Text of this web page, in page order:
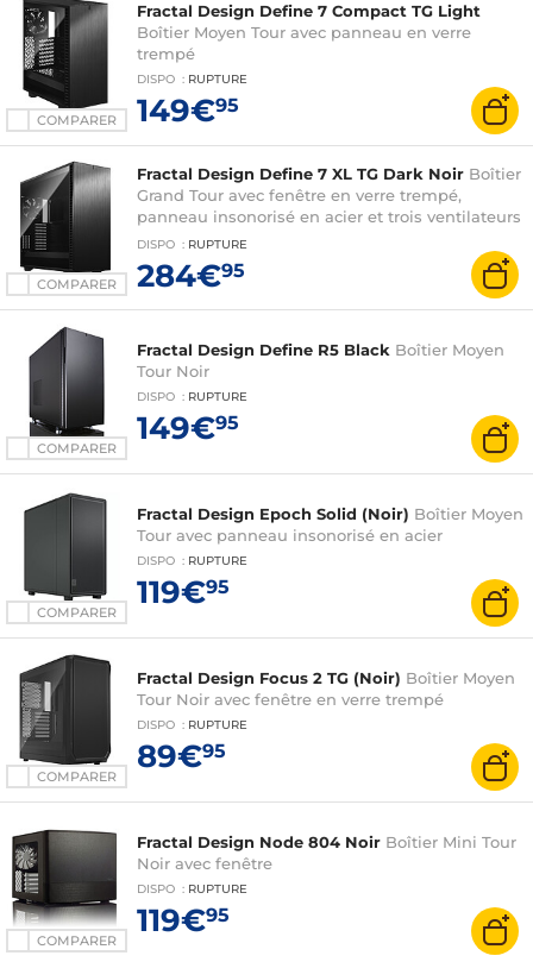
COMPARER
Fractal Design Define 7 Compact TG Light
Boîtier Moyen Tour avec panneau en verre
trempé
DISPO : RUPTURE
149€95
COMPARER
Fractal Design Define 7 XL TG Dark Noir Boîtier
Grand Tour avec fenêtre en verre trempé,
panneau insonorisé en acier et trois ventilateurs
140 mm
DISPO : RUPTURE
284€95
COMPARER
Fractal Design Define R5 Black Boîtier Moyen
Tour Noir
DISPO : RUPTURE
149€95
COMPARER
Fractal Design Epoch Solid (Noir) Boîtier Moyen
Tour avec panneau insonorisé en acier
DISPO : RUPTURE
119€95
COMPARER
Fractal Design Focus 2 TG (Noir) Boîtier Moyen
Tour Noir avec fenêtre en verre trempé
DISPO : RUPTURE
89€95
COMPARER
Fractal Design Node 804 Noir Boîtier Mini Tour
Noir avec fenêtre
DISPO : RUPTURE
119€95